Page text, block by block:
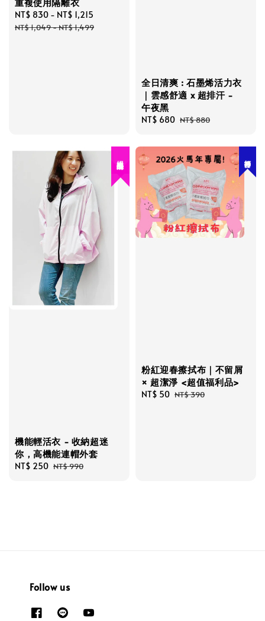
Sale
price
NT$ 830 - NT$ 1,215
NT$ 1,049-NT$ 1,499
全日清爽 : 石墨烯活力衣
｜雲感舒適 x 超排汗 -
午夜黑
Sale
NT$ 680 Regular
NT$ 880
絕版品出清！
機能輕活衣 - 收納超迷
你，高機能連帽外套
Sale
NT$ 250 Regular
NT$ 990
粉紅迎春擦拭布｜不留屑
× 超潔淨 <超值福利品>
Sale
NT$ 50 Regular
NT$ 390
Follow us